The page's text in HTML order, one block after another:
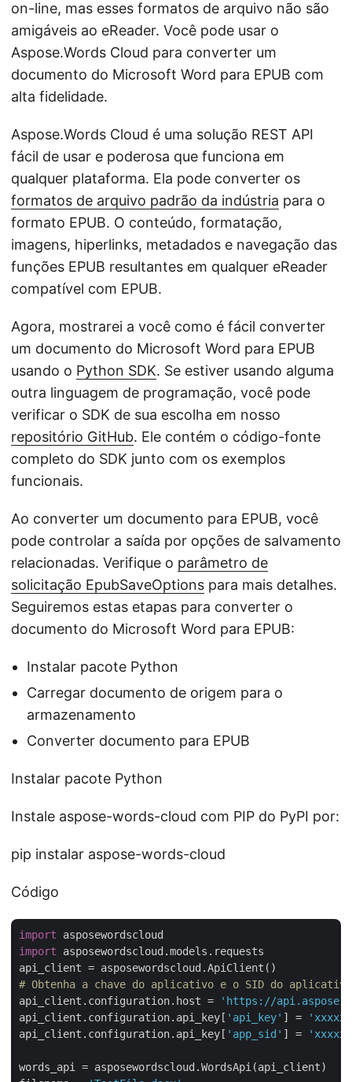
on-line, mas esses formatos de arquivo não são
amigáveis ao eReader. Você pode usar o
Aspose.Words Cloud para converter um
documento do Microsoft Word para EPUB com
alta fidelidade.
Aspose.Words Cloud é uma solução REST API
fácil de usar e poderosa que funciona em
qualquer plataforma. Ela pode converter os
formatos de arquivo padrão da indústria para o
formato EPUB. O conteúdo, formatação,
imagens, hiperlinks, metadados e navegação das
funções EPUB resultantes em qualquer eReader
compatível com EPUB.
Agora, mostrarei a você como é fácil converter
um documento do Microsoft Word para EPUB
usando o Python SDK. Se estiver usando alguma
outra linguagem de programação, você pode
verificar o SDK de sua escolha em nosso
repositório GitHub. Ele contém o código-fonte
completo do SDK junto com os exemplos
funcionais.
Ao converter um documento para EPUB, você
pode controlar a saída por opções de salvamento
relacionadas. Verifique o parâmetro de
solicitação EpubSaveOptions para mais detalhes.
Seguiremos estas etapas para converter o
documento do Microsoft Word para EPUB:
Instalar pacote Python
Carregar documento de origem para o
armazenamento
Converter documento para EPUB
Instalar pacote Python
Instale aspose-words-cloud com PIP do PyPI por:
pip instalar aspose-words-cloud
Código
import
import asposewordscloud.models.requests
# Obtenha a chave do aplicativo e o SID do
api_client.configuration.host =
'https://
api_client.configuration.api_key[ 'api_key' ] =
api_client.configuration.api_key[ 'app_sid' ] =
words_api = asposewordscloud.WordsApi(api_client)